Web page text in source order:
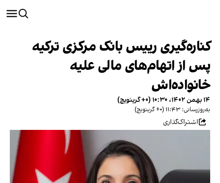
کناره‌گیری رییس بانک مرکزی ترکیه
پس از اتهام‌های مالی علیه
خانواده‌اش
۱۴ بهمن ۱۴۰۲، ۱۰:۳۰ (‎+۰ گرینویچ)
به‌روزرسانی: ۱۱:۴۳ (‎+۰ گرینویچ)
اشتراک‌گذاری